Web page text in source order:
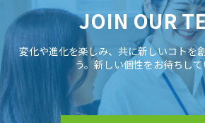
JOIN OUR
変化や進化を楽しみ、共に新しいコトを
う。新しい個性をお待ちして